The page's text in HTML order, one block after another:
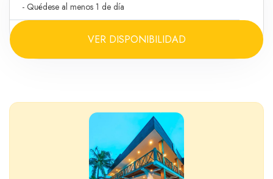
- Quédese al menos 1 de día
Adultos
Niño
VER DISPONIBILIDAD